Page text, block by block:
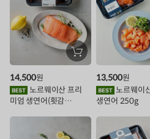
인
이
트
장
바
에
담
노르웨이산 프리
미엄 생연어(횟감
14,500원
노르웨이산 한입
생연어 250g
13,500원